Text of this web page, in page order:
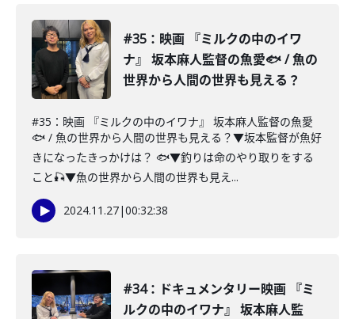
#35：映画 『ミルクの中のイワ
ナ』 坂本麻人監督の魚愛🐟 / 魚の
世界から人間の世界も見える？
#35：映画 『ミルクの中のイワナ』 坂本麻人監督の魚愛
🐟 / 魚の世界から人間の世界も見える？▼坂本監督が魚好
きになったきっかけは？ 🐟▼釣りは命のやり取りをする
こと🎣▼魚の世界から人間の世界も見え...
2024.11.27|00:32:38
#34：ドキュメンタリー映画 『ミ
ルクの中のイワナ』 坂本麻人監